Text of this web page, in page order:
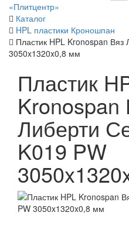
«Плитцентр»
Каталог
HPL пластики Кроношпан
Пластик HPL Kronospan
3050x1320x0,8 мм
Пластик
Kronospan
Либерти
K019 PW